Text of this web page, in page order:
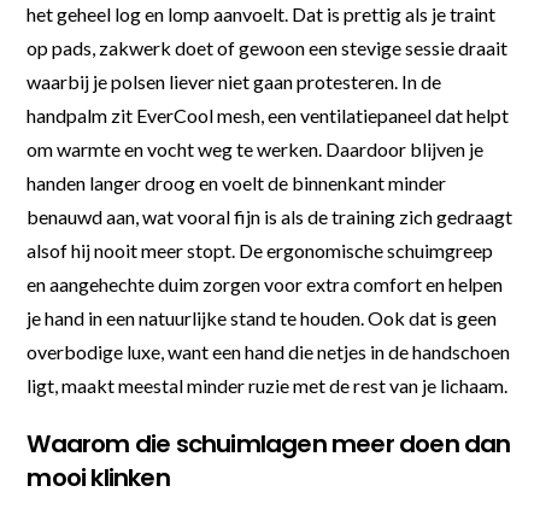
het geheel log en lomp aanvoelt. Dat is prettig als je traint
op pads, zakwerk doet of gewoon een stevige sessie draait
waarbij je polsen liever niet gaan protesteren. In de
handpalm zit EverCool mesh, een ventilatiepaneel dat helpt
om warmte en vocht weg te werken. Daardoor blijven je
handen langer droog en voelt de binnenkant minder
benauwd aan, wat vooral fijn is als de training zich gedraagt
alsof hij nooit meer stopt. De ergonomische schuimgreep
en aangehechte duim zorgen voor extra comfort en helpen
je hand in een natuurlijke stand te houden. Ook dat is geen
overbodige luxe, want een hand die netjes in de handschoen
ligt, maakt meestal minder ruzie met de rest van je lichaam.
Waarom die schuimlagen meer doen dan
mooi klinken